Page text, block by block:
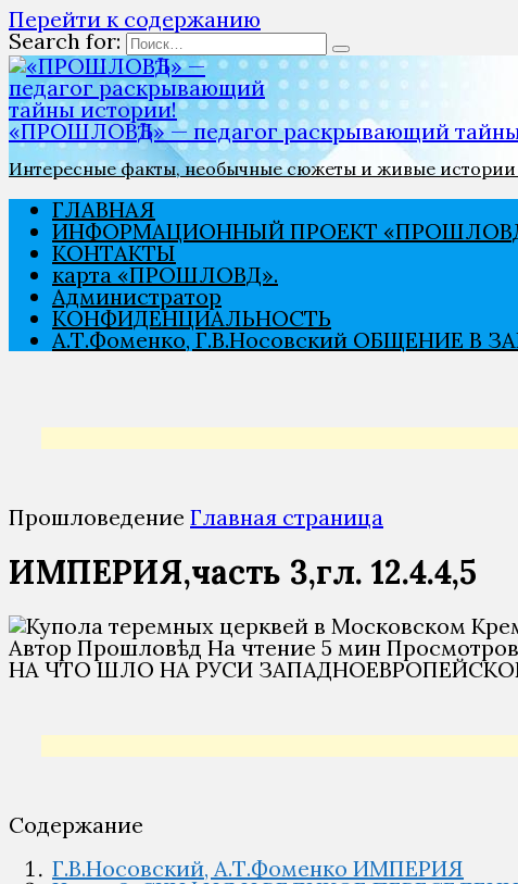
Перейти к содержанию
Search for:
«ПРОШЛОВѢД» — педагог раскрывающий
Интересные факты, необычные сюжеты и живые истории
ГЛАВНАЯ
ИНФОРМАЦИОННЫЙ ПРОЕКТ
КОНТАКТЫ
карта «ПРОШЛОВѢД».
Администратор
КОНФИДЕНЦИАЛЬНОСТЬ
А.Т.Фоменко, Г.В.Носовский ОБЩЕНИЕ В
Прошловедение Главная страница
ИМПЕРИЯ,часть 3,гл. 12.4.4,5
Автор Прошловѣд На чтение 5 мин Просмотров
НА ЧТО ШЛО НА РУСИ
Содержание
Г.В.Носовский, А.Т.Фоменко ИМПЕРИЯ